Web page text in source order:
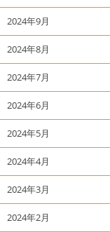
2024年9月
2024年8月
2024年7月
2024年6月
2024年5月
2024年4月
2024年3月
2024年2月